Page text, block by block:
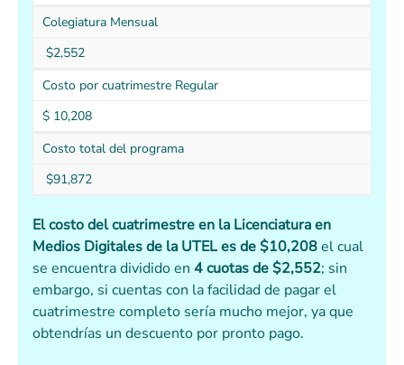
Colegiatura Mensual
$2,552
Costo por cuatrimestre Regular
$ 10,208
Costo total del programa
$91,872
El costo del cuatrimestre en la Licenciatura en
Medios Digitales de la UTEL es de $10,208el cual
se encuentra dividido en 4 cuotas de $2,552; sin
embargo, si cuentas con la facilidad de pagar el
cuatrimestre completo sería mucho mejor, ya que
obtendrías un descuento por pronto pago.